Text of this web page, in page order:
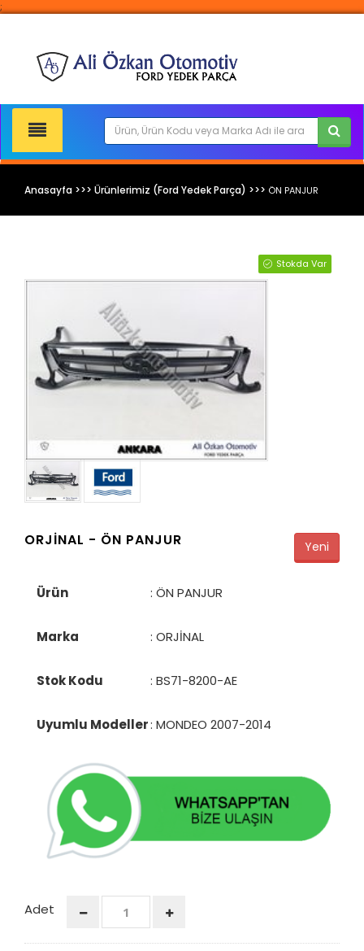
;
Anasayfa >>> Ürünlerimiz (Ford Yedek Parça) >>> ÖN PANJUR
Stokda Var
ORJİNAL - ÖN PANJUR Yeni
Ürün : ÖN PANJUR
Marka : ORJİNAL
Stok Kodu : BS71-8200-AE
Uyumlu Modeller: MONDEO 2007-2014
Adet